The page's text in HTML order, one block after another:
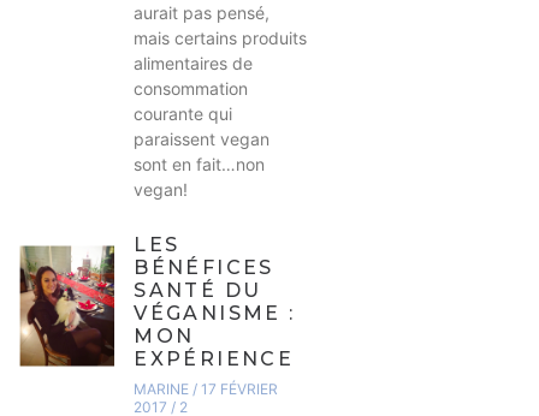
aurait pas pensé,
mais certains produits
alimentaires de
consommation
courante qui
paraissent vegan
sont en fait…non
vegan!
LES
BÉNÉFICES
SANTÉ DU
VÉGANISME :
MON
EXPÉRIENCE
MARINE 17 FÉVRIER
2017 2